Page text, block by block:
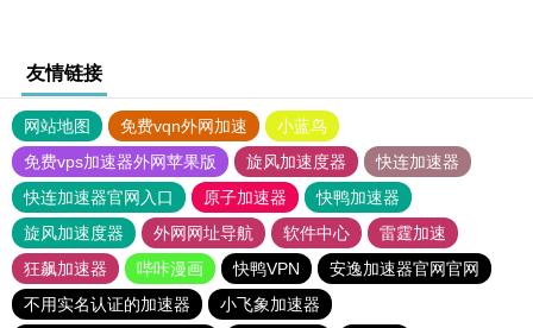
友情链接
网站地图 免费vqn外网加速
小蓝鸟
免费vps加速器外网苹果版
旋风加速度器
快连加速器
快连加速器官网入口
原子加速器
快鸭加速器
旋风加速度器
外网网址导航 软件中心
雷霆加速
狂飙加速器
哔咔漫画 快鸭VPN
安逸加速器官网官网
不用实名认证的加速器
小飞象加速器